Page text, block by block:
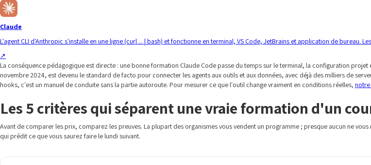
Claude
L'agent CLI d'Anthropic s'installe en une ligne (curl ... | bash) et fonctionne en terminal, VS Code, JetBrains et application de bureau.
↗
La conséquence pédagogique est directe : une bonne formation Claude Code passe du temps sur le terminal, la configuration
novembre 2024, est devenu le standard de facto pour connecter les agents aux outils et aux données, avec déjà des milliers de
hooks, c'est un manuel de conduite sans la partie autoroute. Pour mesurer ce que l'outil change vraiment en conditions réelles, notre
Les 5 critères qui séparent une vraie formation d'un
Avant de comparer les prix, comparez les preuves. La plupart des organismes vous vendent un programme ; presque aucun ne
qui prédit ce que vous saurez faire le lundi suivant.